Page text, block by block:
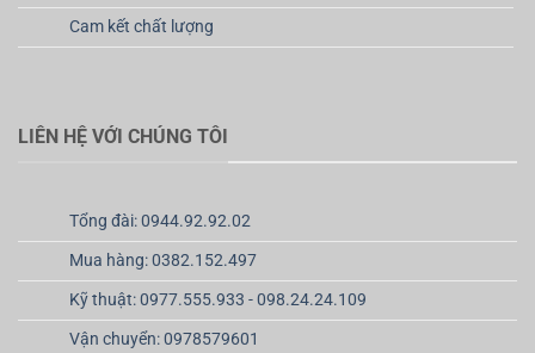
Cam kết chất lượng
LIÊN HỆ VỚI CHÚNG TÔI
Tổng đài: 0944.92.92.02
Mua hàng: 0382.152.497
Kỹ thuật: 0977.555.933 - 098.24.24.109
Vận chuyển: 0978579601